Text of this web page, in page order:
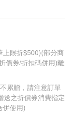
限折$500)(部分商
價券/折扣碼併用)離
累贈，請注意訂單
送之折價券消費指定
併使用)